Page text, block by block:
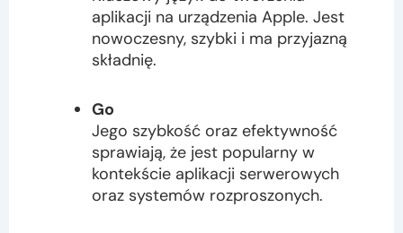
aplikacji na urządzenia Apple. Jest
nowoczesny, szybki i ma przyjazną
składnię.
Go
Jego szybkość oraz efektywność
sprawiają, że jest popularny w
kontekście aplikacji serwerowych
oraz systemów rozproszonych.